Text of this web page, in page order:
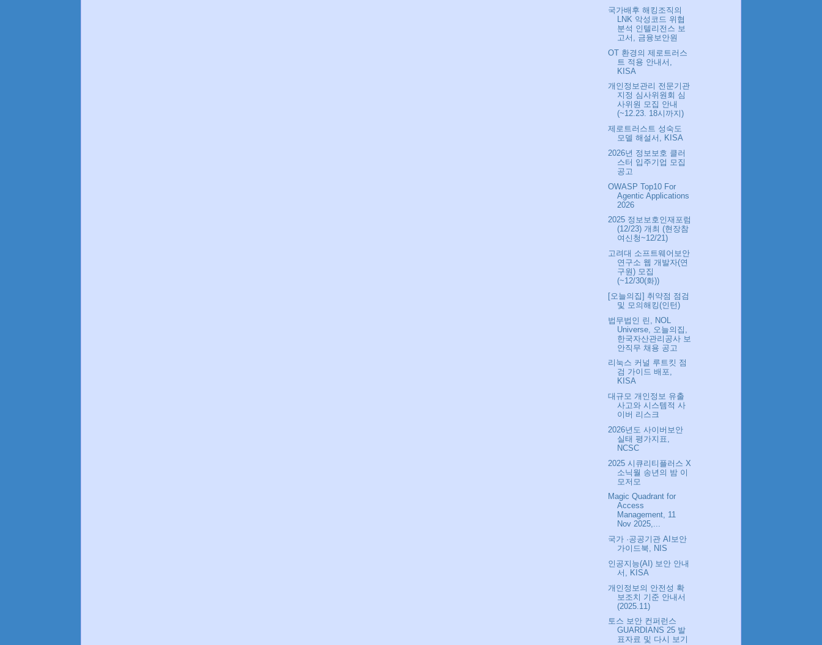
국가배후 해킹조직의
LNK 악성코드 위협
분석 인텔리전스 보
고서, 금융보안원
OT 환경의 제로트러스
트 적용 안내서,
KISA
개인정보관리 전문기관
지정 심사위원회 심
사위원 모집 안내
(~12.23. 18시까지)
제로트러스트 성숙도
모델 해설서, KISA
2026년 정보보호 클러
스터 입주기업 모집
공고
OWASP Top10 For
Agentic Applications
2026
2025 정보보호인재포럼
(12/23) 개최 (현장참
여신청~12/21)
고려대 소프트웨어보안
연구소 웹 개발자(연
구원) 모집
(~12/30(화))
[오늘의집] 취약점 점검
및 모의해킹(인턴)
법무법인 린, NOL
Universe, 오늘의집,
한국자산관리공사 보
안직무 채용 공고
리눅스 커널 루트킷 점
검 가이드 배포,
KISA
대규모 개인정보 유출
사고와 시스템적 사
이버 리스크
2026년도 사이버보안
실태 평가지표,
NCSC
2025 시큐리티플러스 X
소닉월 송년의 밤 이
모저모
Magic Quadrant for
Access
Management, 11
Nov 2025,...
국가 ·공공기관 AI보안
가이드북, NIS
인공지능(AI) 보안 안내
서, KISA
개인정보의 안전성 확
보조치 기준 안내서
(2025.11)
토스 보안 컨퍼런스
GUARDIANS 25 발
표자료 및 다시 보기